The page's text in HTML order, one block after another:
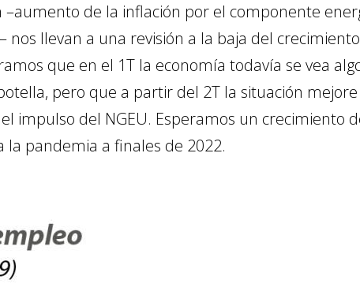
de la inflación por el componente
nos llevan a una revisión a la baja del
que en el 1T la economía todavía se vea
pero que a partir del 2T la situación
impulso del NGEU. Esperamos un crecimiento
la pandemia a finales de 2022.